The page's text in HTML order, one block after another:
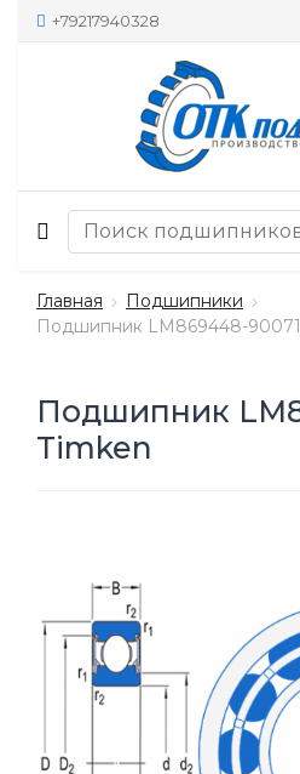
+79217940328
Главная
Подшипники
Подшипник LM869448-
Подшипник
Timken